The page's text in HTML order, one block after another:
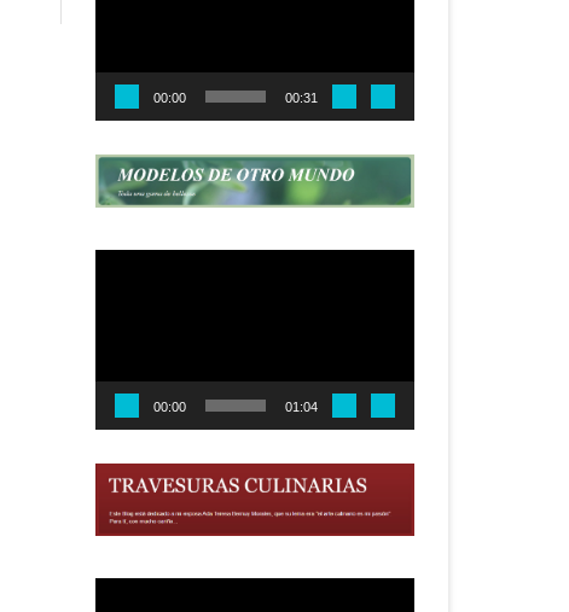
00:00 00:31
Reproductor
00:00 01:04
Reproductor